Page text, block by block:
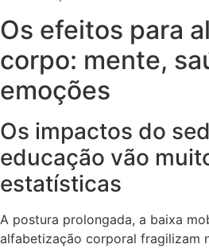
Os efeitos para
corpo: mente,
emoções
Os impactos do
educação vão
estatísticas
A postura prolongada, a baixa
alfabetização corporal fragilizam